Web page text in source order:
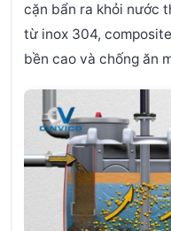
cặn bẩn ra khỏi nước
từ inox 304,
bền cao và chống ăn